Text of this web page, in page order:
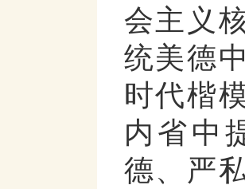
会主义
统美德
时代楷
内省中
德、严